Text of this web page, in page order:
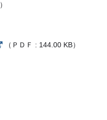
）
（ ＰＤＦ 144.00 KB）